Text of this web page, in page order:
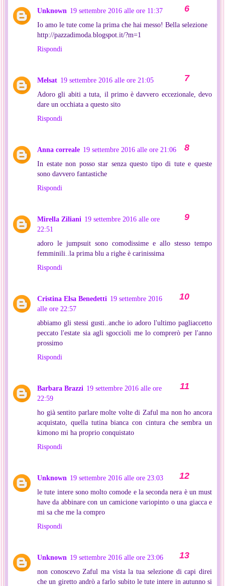
Unknown 19 settembre 2016 alle ore 11:37
Io amo le tute come la prima che hai messo! Bella selezione
http://pazzadimoda.blogspot.it/?m=1
Rispondi
Melsat 19 settembre 2016 alle ore 21:05
Adoro gli abiti a tuta, il primo è davvero eccezionale, devo
dare un occhiata a questo sito
Rispondi
Anna correale 19 settembre 2016 alle ore 21:06
In estate non posso star senza questo tipo di tute e queste
sono davvero fantastiche
Rispondi
Mirella Ziliani 19 settembre 2016 alle ore
22:51
adoro le jumpsuit sono comodissime e allo stesso tempo
femminili..la prima blu a righe è carinissima
Rispondi
Cristina Elsa Benedetti 19 settembre 2016
alle ore 22:57
abbiamo gli stessi gusti..anche io adoro l'ultimo pagliaccetto
peccato l'estate sia agli sgoccioli me lo comprerò per l'anno
prossimo
Rispondi
Barbara Brazzi 19 settembre 2016 alle ore
22:59
ho già sentito parlare molte volte di Zaful ma non ho ancora
acquistato, quella tutina bianca con cintura che sembra un
kimono mi ha proprio conquistato
Rispondi
Unknown 19 settembre 2016 alle ore 23:03
le tute intere sono molto comode e la seconda nera è un must
have da abbinare con un camicione variopinto o una giacca e
mi sa che me la compro
Rispondi
Unknown 19 settembre 2016 alle ore 23:06
non conoscevo Zaful ma vista la tua selezione di capi direi
che un giretto andrò a farlo subito le tute intere in autunno si